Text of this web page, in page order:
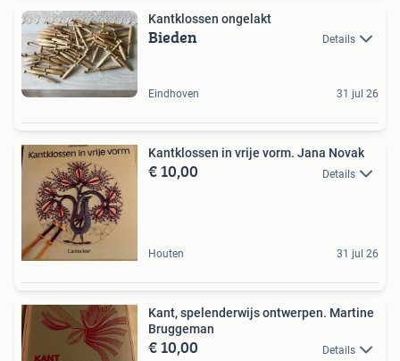
Kantklossen ongelakt
Bieden Details
Eindhoven 31 jul 26
Kantklossen in vrije vorm. Jana Novak
€ 10,00 Details
Houten 31 jul 26
Kant, spelenderwijs ontwerpen. Martine
Bruggeman
€ 10,00 Details